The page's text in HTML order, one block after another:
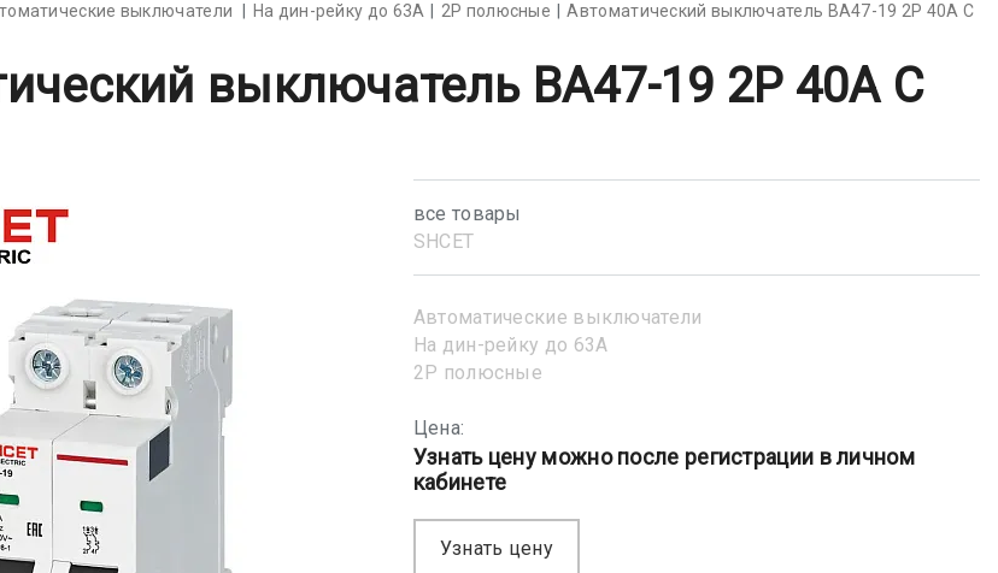
выключатели На дин-рейку до 63А 2Р полюсные
Автоматический выключатель BA47-19 2P 40A C
выключатель BA47-19 2P 40A C
все товары
SHСET
Автоматические выключатели
На дин-рейку до 63А
2Р полюсные
Цена:
Узнать цену можно после регистрации в личном
кабинете
Узнать цену